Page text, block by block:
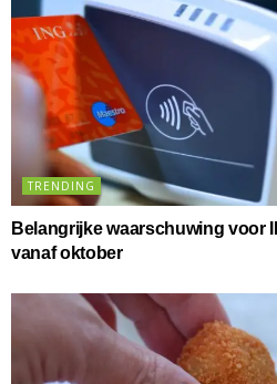
TRENDING
Belangrijke waarschuwing voor
vanaf oktober